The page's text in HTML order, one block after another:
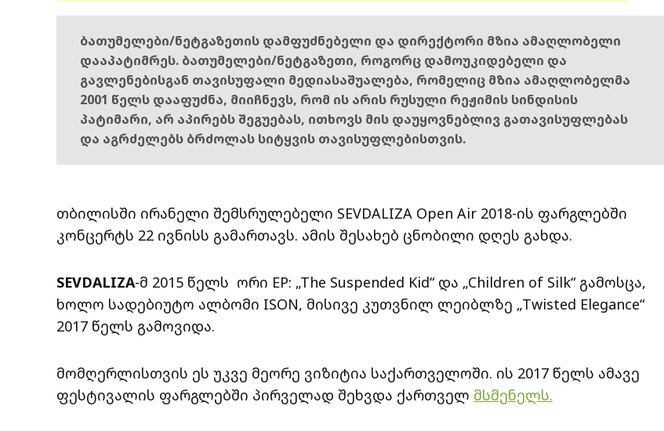
ბათუმელები/ნეტგაზეთის დამფუძნებელი და დირექტორი მზია ამაღლობელი
დააპატიმრეს. ბათუმელები/ნეტგაზეთი, როგორც დამოუკიდებელი და
გავლენებისგან თავისუფალი მედიასაშუალება, რომელიც მზია ამაღლობელმა
2001 წელს დააფუძნა, მიიჩნევს, რომ ის არის რუსული რეჟიმის სინდისის
პატიმარი, არ აპირებს შეგუებას, ითხოვს მის დაუყოვნებლივ გათავისუფლებას
და აგრძელებს ბრძოლას სიტყვის თავისუფლებისთვის.
თბილისში ირანელი შემსრულებელი SEVDALIZA Open Air 2018-ის ფარგლებში
კონცერტს 22 ივნისს გამართავს. ამის შესახებ ცნობილი დღეს გახდა.
SEVDALIZA-მ 2015 წელს ორი EP: „The Suspended Kid“ და „Children of Silk“ გამოსცა,
ხოლო სადებიუტო ალბომი ISON, მისივე კუთვნილ ლეიბლზე „Twisted Elegance“
2017 წელს გამოვიდა.
მომღერლისთვის ეს უკვე მეორე ვიზიტია საქართველოში. ის 2017 წელს ამავე
ფესტივალის ფარგლებში პირველად შეხვდა ქართველ მსმენელს.